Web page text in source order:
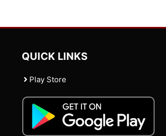
QUICK LINKS
Play Store